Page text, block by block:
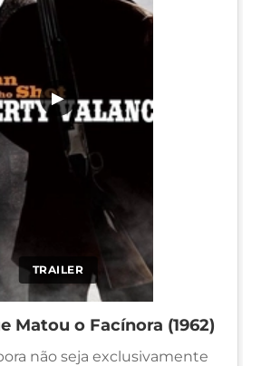
TRAILER
▶
Matou o Facínora (1962)
não seja exclusivamente